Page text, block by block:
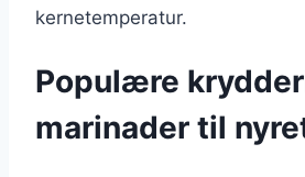
kernetemperatur.
Populære
marinader til